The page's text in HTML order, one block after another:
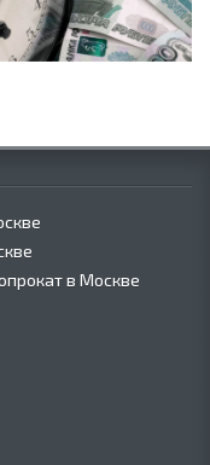
в Москве